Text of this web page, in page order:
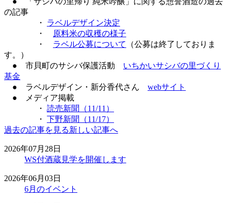
の記事
・ ラベルデザイン決定
・
原料米の収穫の様子
・ ラベル公募について
（公募は終了しておりま
す。）
● 市貝町のサシバ保護活動 いちかいサシバの里づくり
基金
● ラベルデザイン・新分香代さん webサイト
● メディア掲載
・ 読売新聞（11/11）
・ 下野新聞（11/17）
過去の記事を見る新しい記事へ
2026年07月28日
WS付酒蔵見学を開催します
2026年06月03日
6月のイベント